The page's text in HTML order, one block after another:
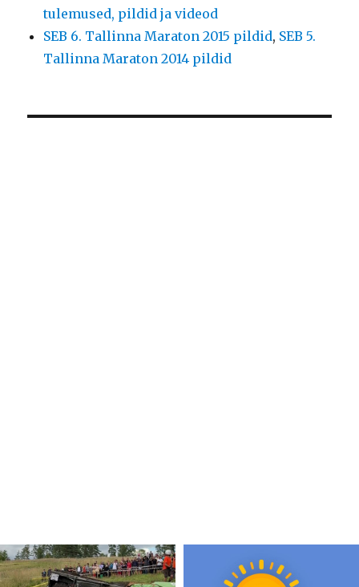
tulemused, pildid ja videod
SEB 6. Tallinna Maraton 2015 pildid, SEB 5.
Tallinna Maraton 2014 pildid